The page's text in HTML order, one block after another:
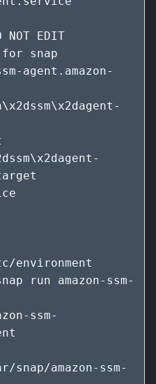
EDIT
snap
agent.amazon-
environment
run amazon-ssm-
ssm-
snap/amazon-ssm-